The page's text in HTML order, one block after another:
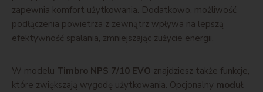
zapewnia komfort użytkowania. Dodatkowo, możliwość
podłączenia powietrza z zewnątrz wpływa na lepszą
efektywność spalania, zmniejszając zużycie energii.
W modelu Timbro NPS 7/10 EVO znajdziesz także funkcje,
które zwiększają wygodę użytkowania. Opcjonalny moduł